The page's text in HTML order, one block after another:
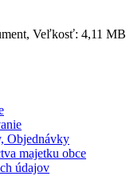
Veľkosť: 4,11 MB
Objednávky
majetku obce
údajov